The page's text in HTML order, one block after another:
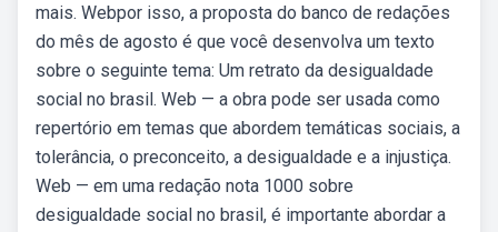
mais. Webpor isso, a proposta do banco de redações
do mês de agosto é que você desenvolva um texto
sobre o seguinte tema: Um retrato da desigualdade
social no brasil. Web — a obra pode ser usada como
repertório em temas que abordem temáticas sociais, a
tolerância, o preconceito, a desigualdade e a injustiça.
Web — em uma redação nota 1000 sobre
desigualdade social no brasil, é importante abordar a